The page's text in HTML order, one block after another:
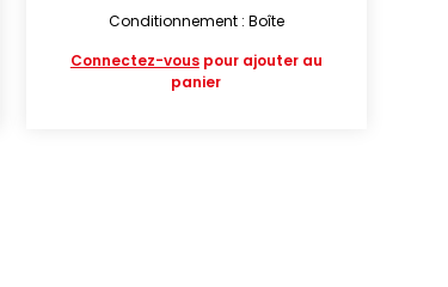
Conditionnement : Boîte
Connectez-vouspour ajouter au
panier